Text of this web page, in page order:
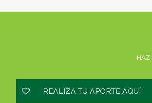
HAZ
REALIZA TU APORTE AQUÍ